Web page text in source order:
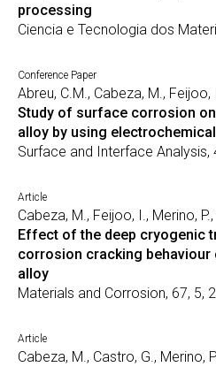
processing
Ciencia e Tecnologia dos
Conference Paper
Abreu, C.M., Cabeza, M., Feijoo,
Study of surface corrosion
alloy by using
Surface and Interface Analysis,
Article
Cabeza, M., Feijoo, I., Merino, P.,
Effect of the deep cryogenic
corrosion cracking behaviour
alloy
Materials and Corrosion, 67, 5,
Article
Cabeza, M., Castro, G., Merino,